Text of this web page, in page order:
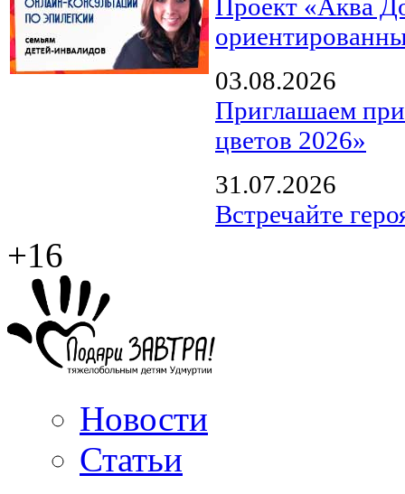
Проект «Аква
03.08.2026
Приглашаем
цветов 2026»
31.07.2026
Встречайте
+16
Новости
Статьи